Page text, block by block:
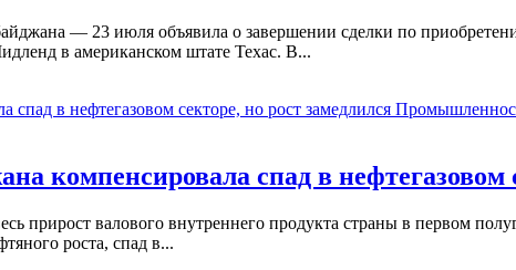
— 23 июля объявила о завершении сделки по
в американском штате Техас. В...
компенсировала спад в нефтегазовом
прирост валового внутреннего продукта страны в первом
роста, спад в...